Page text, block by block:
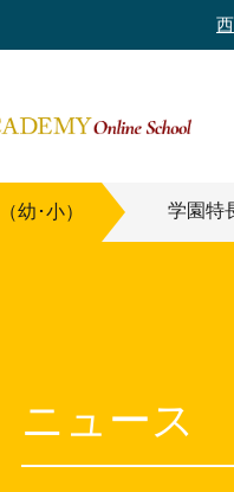
（幼･小） 学園特
ニュース